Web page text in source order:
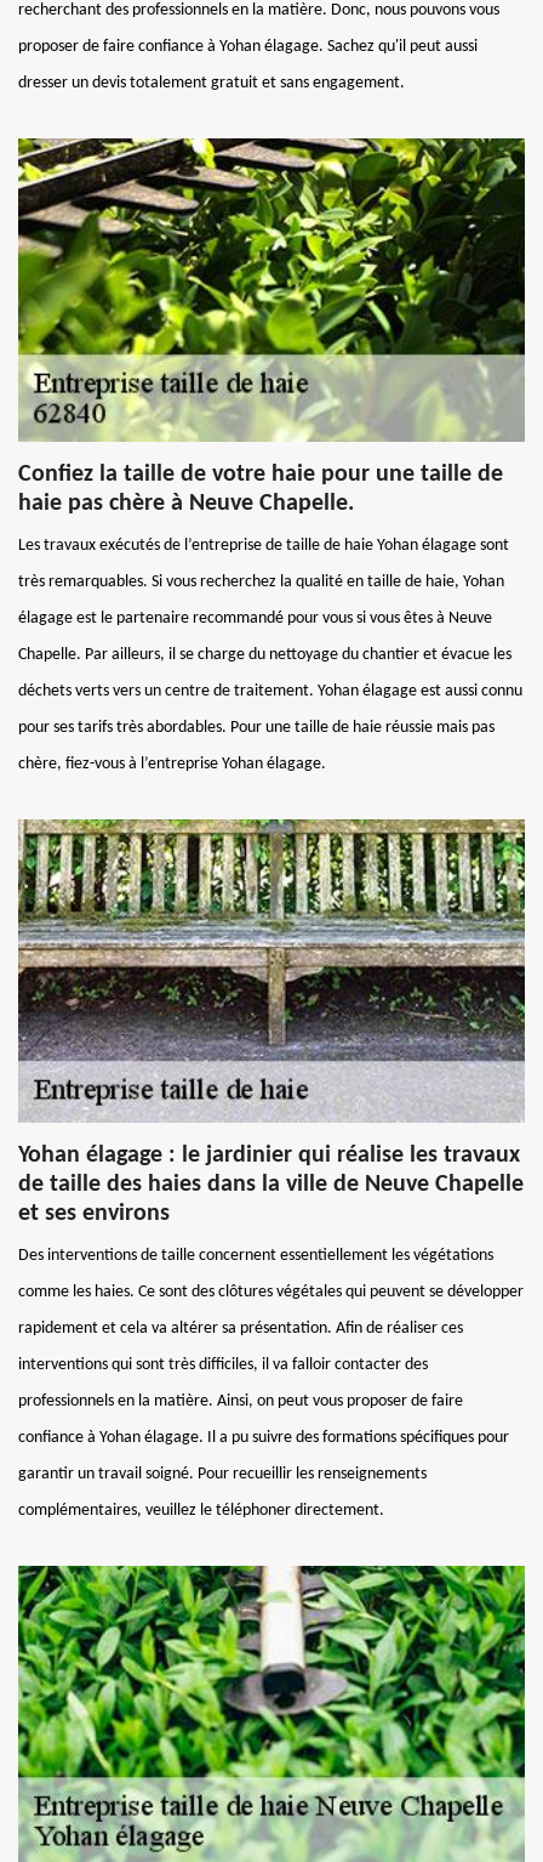
recherchant des professionnels en la matière. Donc, nous pouvons vous
proposer de faire confiance à Yohan élagage. Sachez qu'il peut aussi
dresser un devis totalement gratuit et sans engagement.
Confiez la taille de votre haie pour une taille de
haie pas chère à Neuve Chapelle.
Les travaux exécutés de l’entreprise de taille de haie Yohan élagage sont
très remarquables. Si vous recherchez la qualité en taille de haie, Yohan
élagage est le partenaire recommandé pour vous si vous êtes à Neuve
Chapelle. Par ailleurs, il se charge du nettoyage du chantier et évacue les
déchets verts vers un centre de traitement. Yohan élagage est aussi connu
pour ses tarifs très abordables. Pour une taille de haie réussie mais pas
chère, fiez-vous à l’entreprise Yohan élagage.
Yohan élagage : le jardinier qui réalise les travaux
de taille des haies dans la ville de Neuve Chapelle
et ses environs
Des interventions de taille concernent essentiellement les végétations
comme les haies. Ce sont des clôtures végétales qui peuvent se développer
rapidement et cela va altérer sa présentation. Afin de réaliser ces
interventions qui sont très difficiles, il va falloir contacter des
professionnels en la matière. Ainsi, on peut vous proposer de faire
confiance à Yohan élagage. Il a pu suivre des formations spécifiques pour
garantir un travail soigné. Pour recueillir les renseignements
complémentaires, veuillez le téléphoner directement.